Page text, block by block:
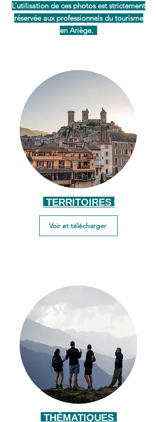
L’utilisation de ces photos est strictement
réservée aux professionnels du tourisme
en Ariège.
TERRITOIRES
Voir et télécharger
THÉMATIQUES